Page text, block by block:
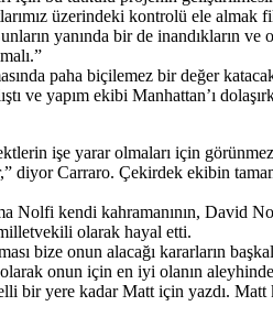
üzerindeki kontrolü ele
yanında bir de inandıkların
paha biçilemez bir değer
ve yapım ekibi Manhattan’ı
işe yarar olmaları için görünmez
Carraro. Çekirdek ekibin
Nolfi kendi kahramanının,
olarak hayal etti.
bize onun alacağı kararların
onun için en iyi olanın
yere kadar Matt için yazdı. Matt